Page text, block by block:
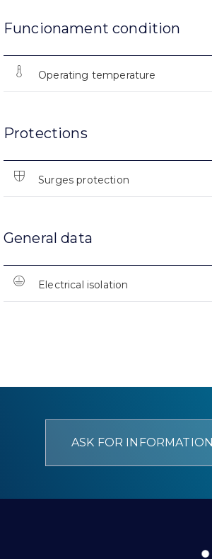
Funcionament condition
Operating temperature
Protections
Surges protection
General data
Electrical isolation
ASK FOR INFORMATION